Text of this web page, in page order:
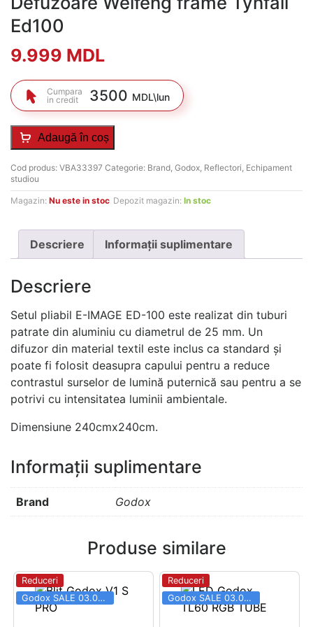
Ed100
9.999 MDL
Cumpara
in credit
3500 MDL\lun
Adaugă în coș
Cod produs: VBA33397 Categorie: Brand, Godox, Reflectori, Echipament
studiou
Magazin: Nu este in stoc Depozit magazin: In stoc
Descriere Informații suplimentare
Descriere
Setul pliabil E-IMAGE ED-100 este realizat din tuburi
patrate din aluminiu cu diametrul de 25 mm. Un
difuzor din material textil este inclus ca standard și
poate fi folosit deasupra capului pentru a reduce
contrastul surselor de lumină puternică sau pentru a se
potrivi cu intensitatea luminii ambientale.
Dimensiune 240cmx240cm.
Informații suplimentare
Brand Godox
Produse similare
Reduceri
Godox SALE 03.06 - 31.08
Reduceri
Godox SALE 03.06 - 31.08